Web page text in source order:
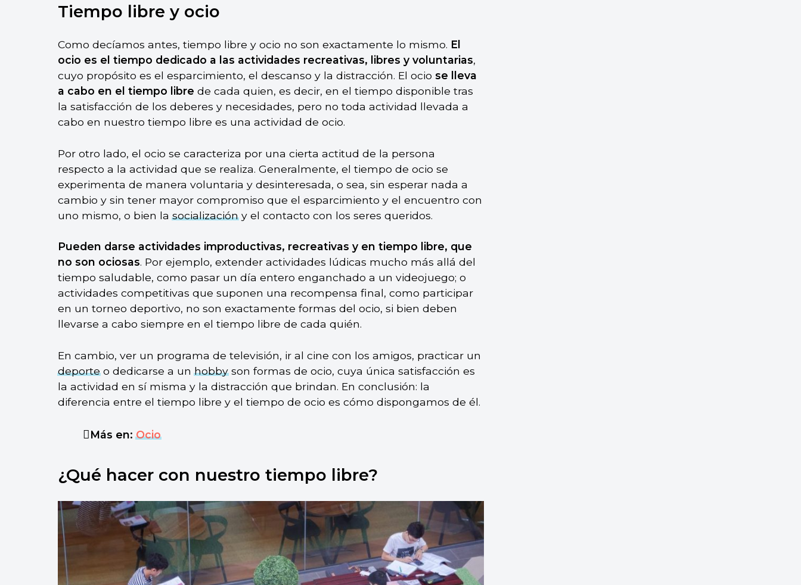
Tiempo libre y ocio
Como decíamos antes, tiempo libre y ocio no son exactamente lo mismo. El
ocio es el tiempo dedicado a las actividades recreativas, libres y voluntarias,
cuyo propósito es el esparcimiento, el descanso y la distracción. El ocio se lleva
a cabo en el tiempo libre de cada quien, es decir, en el tiempo disponible tras
la satisfacción de los deberes y necesidades, pero no toda actividad llevada a
cabo en nuestro tiempo libre es una actividad de ocio.
Por otro lado, el ocio se caracteriza por una cierta actitud de la persona
respecto a la actividad que se realiza. Generalmente, el tiempo de ocio se
experimenta de manera voluntaria y desinteresada, o sea, sin esperar nada a
cambio y sin tener mayor compromiso que el esparcimiento y el encuentro con
uno mismo, o bien lasocializacióny el contacto con los seres queridos.
Pueden darse actividades improductivas, recreativas y en tiempo libre, que
no son ociosas. Por ejemplo, extender actividades lúdicas mucho más allá del
tiempo saludable, como pasar un día entero enganchado a un videojuego; o
actividades competitivas que suponen una recompensa final, como participar
en un torneo deportivo, no son exactamente formas del ocio, si bien deben
llevarse a cabo siempre en el tiempo libre de cada quién.
En cambio, ver un programa de televisión, ir al cine con los amigos, practicar un
deporteo dedicarse a unhobbyson formas de ocio, cuya única satisfacción es
la actividad en sí misma y la distracción que brindan. En conclusión: la
diferencia entre el tiempo libre y el tiempo de ocio es cómo dispongamos de él.
Más en:Ocio
¿Qué hacer con nuestro tiempo libre?